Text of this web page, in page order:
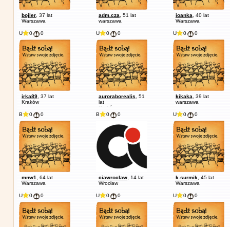
bojler , 37 lat
Warszawa
adm.cza , 51 lat
warszawa
joanka , 40 lat
Warszawa
U 0 0
irka89 , 37 lat
Kraków
U 0 0
auroraborealis , 51
lat
Kraków
U 0 0
kikaka , 39 lat
warszawa
B 0 0
mnw1
, 64 lat
Warszawa
B 0 0
ciawroclaw , 14 lat
Wrocław
U 0 0
k.surmik , 45 lat
Warszawa
U 0 0 U 0 0 U 0 0